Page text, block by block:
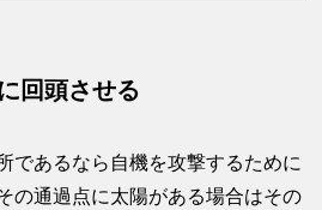
回頭させる
であるなら自機を攻撃するために
の通過点に太陽がある場合はその